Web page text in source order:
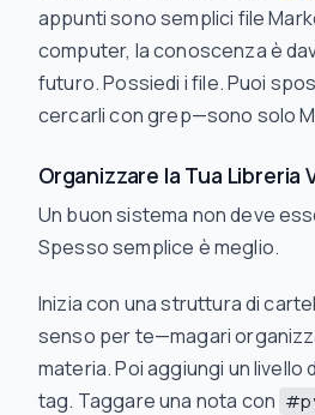
appunti sono semplici file
computer, la conoscenza è
futuro. Possiedi i file. Puoi
cercarli con grep—sono solo
Organizzare la Tua Libreria
Un buon sistema non deve
Spesso semplice è meglio.
Inizia con una struttura di
senso per te—magari
materia. Poi aggiungi un livello
tag. Taggare una nota con